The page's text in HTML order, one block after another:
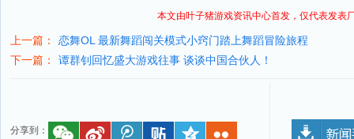
本文由叶子猪游戏资讯中心首发，仅代表发表
上一篇：
恋舞OL 最新舞蹈闯关模式小窍门踏上舞蹈冒险旅程
下一篇：
谭群钊回忆盛大游戏往事 谈谈中国合伙人！
分享到：